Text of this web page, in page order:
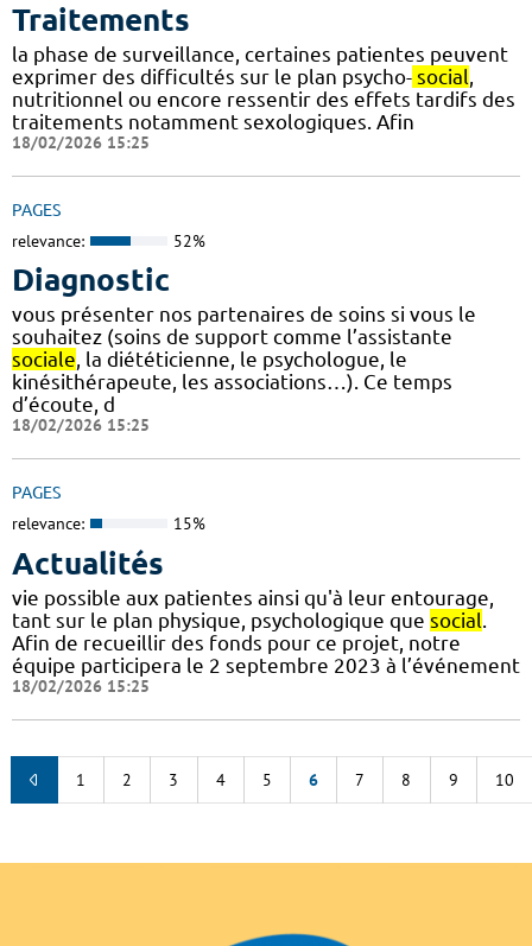
Traitements
la phase de surveillance, certaines patientes peuvent
exprimer des difficultés sur le plan psycho- social,
nutritionnel ou encore ressentir des effets tardifs des
traitements notamment sexologiques. Afin
18/02/2026 15:25
PAGES
relevance: 52%
Diagnostic
vous présenter nos partenaires de soins si vous le
souhaitez (soins de support comme l’assistante
sociale, la diététicienne, le psychologue, le
kinésithérapeute, les associations…). Ce temps
d’écoute, d
18/02/2026 15:25
PAGES
relevance: 15%
Actualités
vie possible aux patientes ainsi qu'à leur entourage,
tant sur le plan physique, psychologique que social.
Afin de recueillir des fonds pour ce projet, notre
équipe participera le 2 septembre 2023 à l’événement
18/02/2026 15:25
1 2 3 4 5 6 7 8 9 10